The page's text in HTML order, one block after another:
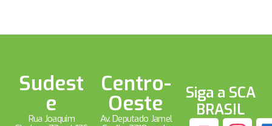
Sudest
e
Rua Joaquim
Centro-
Oeste
Av. Deputado Jamel
Siga a SCA
BRASIL